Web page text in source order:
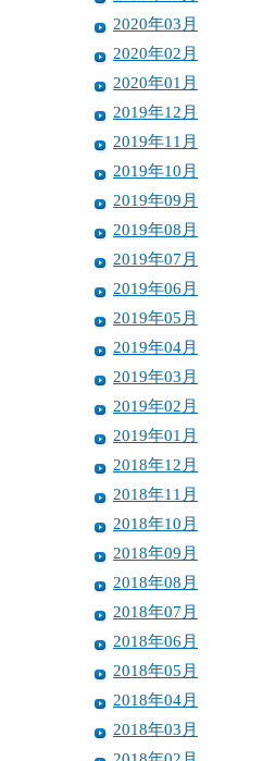
2020年03月
2020年02月
2020年01月
2019年12月
2019年11月
2019年10月
2019年09月
2019年08月
2019年07月
2019年06月
2019年05月
2019年04月
2019年03月
2019年02月
2019年01月
2018年12月
2018年11月
2018年10月
2018年09月
2018年08月
2018年07月
2018年06月
2018年05月
2018年04月
2018年03月